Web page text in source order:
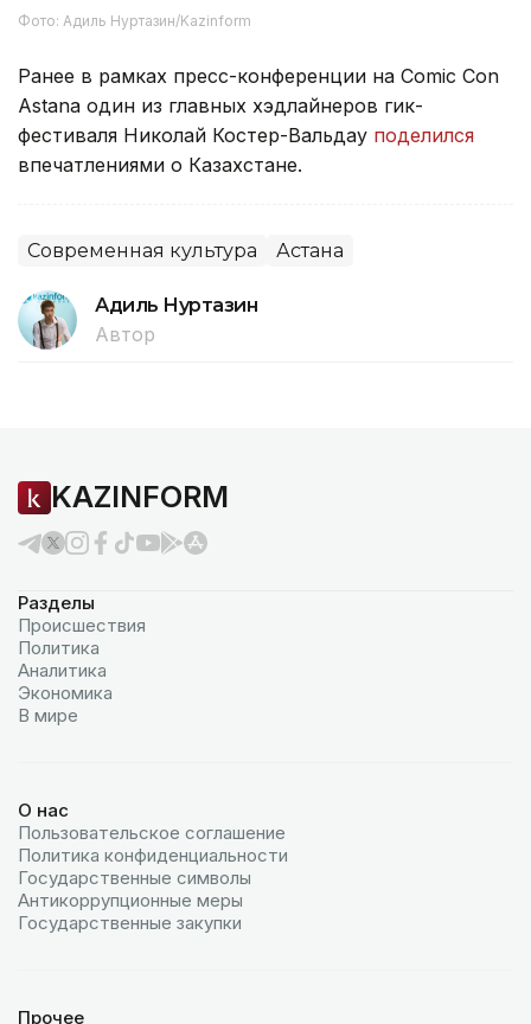
Фото: Адиль Нуртазин/Kazinform
Ранее в рамках пресс-конференции на Comic Con
Astana один из главных хэдлайнеров гик-
фестиваля Николай Костер-Вальдау поделился
впечатлениями о Казахстане.
Современная культура Астана
Адиль Нуртазин
Автор
KAZINFORM
Разделы
Происшествия
Политика
Аналитика
Экономика
В мире
О нас
Пользовательское соглашение
Политика конфиденциальности
Государственные символы
Антикоррупционные меры
Государственные закупки
Прочее